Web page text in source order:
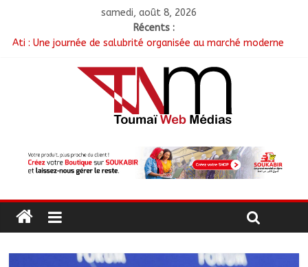
samedi, août 8, 2026
Récents :
Ati : Une journée de salubrité organisée au marché moderne
améliorer la mobilité
Littérature : Asseya Youssouf Wore dédicace son premier
roman « Sous la lumière de ma foi »
Tchad : 18 jeunes rendent une visite dans une entreprise
TCHAD/FMM/CBLT : Le Général Brahim Oki Dagache devient
commandant en second